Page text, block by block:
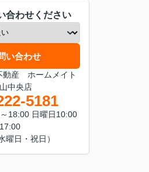
合わせください
い合わせ
動産 ホームメイト
中央店
5181
18:00 日曜日10:00
曜日・祝日）